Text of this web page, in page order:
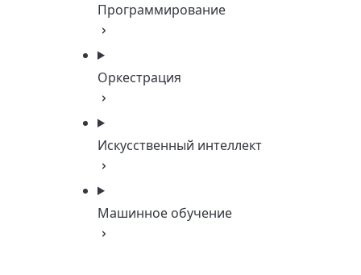
Программирование
Оркестрация
Искусственный интеллект
Машинное обучение